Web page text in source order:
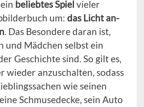
beliebtes Spiel vieler
um: das Licht an-
. Das Besondere daran ist,
und Mädchen selbst ein
Geschichte sind. So gilt es,
wieder anzuschalten, sodass
wie seinen
Schmusedecke, sein Auto